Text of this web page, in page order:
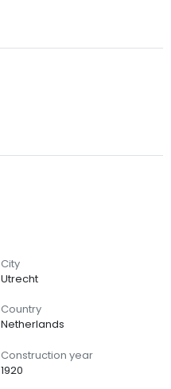
City
Utrecht
Country
Netherlands
Construction year
1920